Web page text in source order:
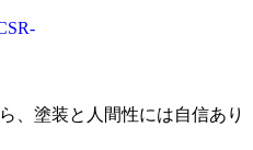
、塗装と人間性には自信あり